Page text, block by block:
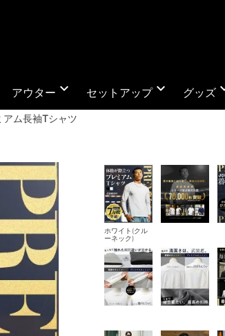
アウター expand_more セットアップexpand_more グッズ
アム長袖Tシャツ
ホワイト(クル
ーネック)